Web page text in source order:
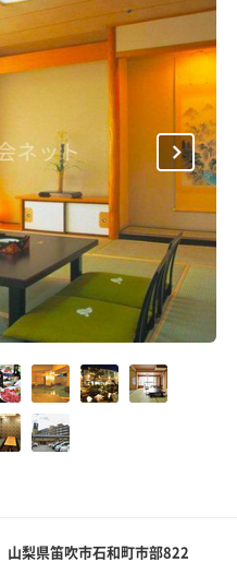
Next
山梨県笛吹市石和町市部822